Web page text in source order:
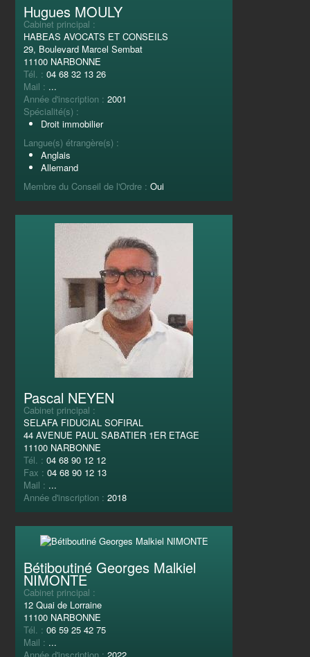
Hugues MOULY
Cabinet principal :
HABEAS AVOCATS ET CONSEILS
29, Boulevard Marcel Sembat
11100 NARBONNE
Tél. :04 68 32 13 26
Mail : ...
Année d'inscription :2001
Spécialité(s) :
Droit immobilier
Langue(s) étrangère(s) :
Anglais
Allemand
Membre du Conseil de l'Ordre :Oui
Pascal NEYEN
Cabinet principal :
SELAFA FIDUCIAL SOFIRAL
44 AVENUE PAUL SABATIER 1ER ETAGE
11100 NARBONNE
Tél. :04 68 90 12 12
Fax :04 68 90 12 13
Mail : ...
Année d'inscription :2018
Bétiboutiné Georges Malkiel
NIMONTE
Cabinet principal :
12 Quai de Lorraine
11100 NARBONNE
Tél. :06 59 25 42 75
Mail : ...